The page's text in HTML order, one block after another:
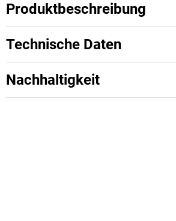
Produktbeschreibung
Technische Daten
Nachhaltigkeit